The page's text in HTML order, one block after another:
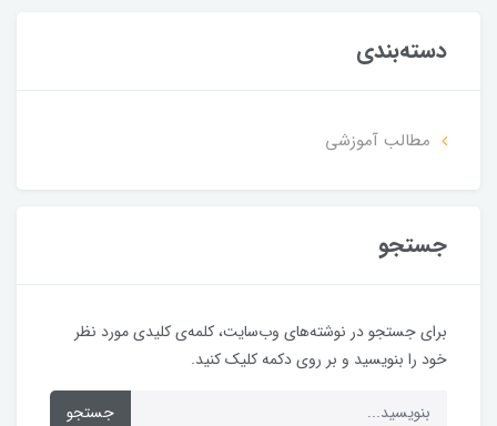
دسته‌بندی
مطالب آموزشی
جستجو
برای جستجو در نوشته‌های وب‌سایت، کلمه‌ی کلیدی مورد نظر
خود را بنویسید و بر روی دکمه کلیک کنید.
جستجو